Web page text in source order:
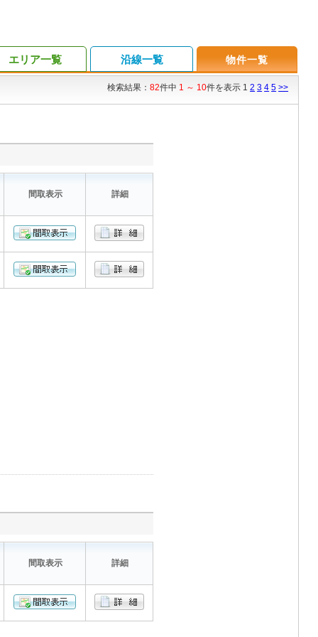
物件一覧
沿線一覧
エリア一覧
検索結果：82件中 1 ～ 10件を表示 12 3 4 5 >>
間取表示 詳細
間取表示 詳細